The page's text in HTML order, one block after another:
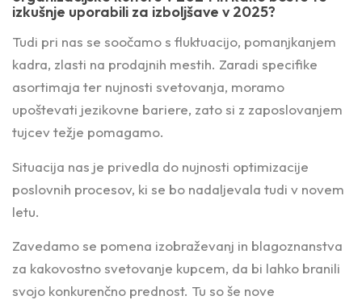
izkušnje uporabili za izboljšave v 2025?
Tudi pri nas se soočamo s fluktuacijo, pomanjkanjem
kadra, zlasti na prodajnih mestih. Zaradi specifike
asortimaja ter nujnosti svetovanja, moramo
upoštevati jezikovne bariere, zato si z zaposlovanjem
tujcev težje pomagamo.
Situacija nas je privedla do nujnosti optimizacije
poslovnih procesov, ki se bo nadaljevala tudi v novem
letu.
Zavedamo se pomena izobraževanj in blagoznanstva
za kakovostno svetovanje kupcem, da bi lahko branili
svojo konkurenčno prednost. Tu so še nove